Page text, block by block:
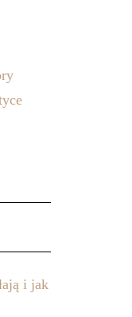
i jak